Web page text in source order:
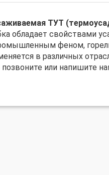
ТУТ
обладает свойствами
феном,
в различных
позвоните или напишите